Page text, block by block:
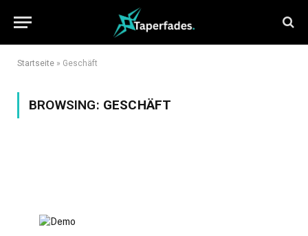
Startseite » Geschäft
BROWSING: GESCHÄFT